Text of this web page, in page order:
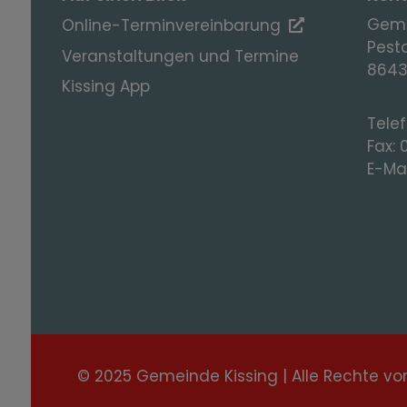
Online-Terminvereinbarung
Veranstaltungen und Termine
Kissing App
Fax:
E-
© 2025 Gemeinde Kissing | Alle Rechte